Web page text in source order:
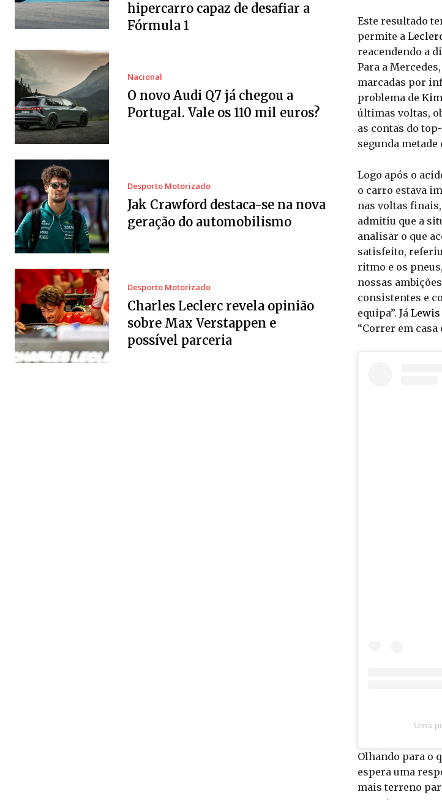
hipercarro capaz de desafiar a
Fórmula 1
Nacional
O novo Audi Q7 já chegou a
Portugal. Vale os 110 mil euros?
Desporto Motorizado
Jak Crawford destaca-se na nova
geração do automobilismo
Desporto Motorizado
Charles Leclerc revela opinião
sobre Max Verstappen e
possível parceria
Este resultado
permite a
reacendendo a
Para a
marcadas por
problema de
últimas voltas,
as contas do
segunda metade
Logo após o
o carro estava
nas voltas
admitiu que a
analisar o que
satisfeito,
ritmo e os
nossas
consistentes e
equipa”. Já
“Correr em
Uma
Olhando para o
espera uma
mais terreno